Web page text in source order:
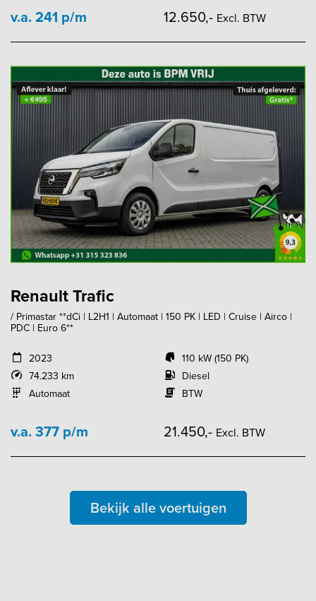
v.a. 241 p/m 12.650,- Excl. BTW
Renault Trafic
/ Primastar **dCi | L2H1 | Automaat | 150 PK | LED | Cruise | Airco |
PDC | Euro 6**
2023
74.233 km
Automaat
110 kW (150 PK)
Diesel
BTW
v.a. 377 p/m 21.450,- Excl. BTW
Bekijk alle voertuigen